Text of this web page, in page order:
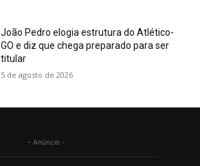
João Pedro elogia estrutura do Atlético-
GO e diz que chega preparado para ser
titular
5 de agosto de 2026
- Anúncio -